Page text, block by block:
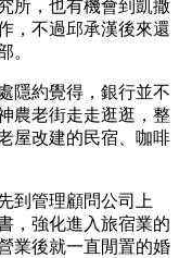
所，也有機會到凱撒
，不過邱承漢後來還
。
隱約覺得，銀行並不
農老街走走逛逛，整
屋改建的民宿、咖啡
到管理顧問公司上
，強化進入旅宿業的
業後就一直閒置的婚